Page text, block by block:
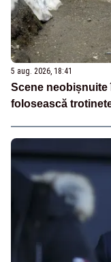
5 aug. 2026, 18:41
Scene
folosească